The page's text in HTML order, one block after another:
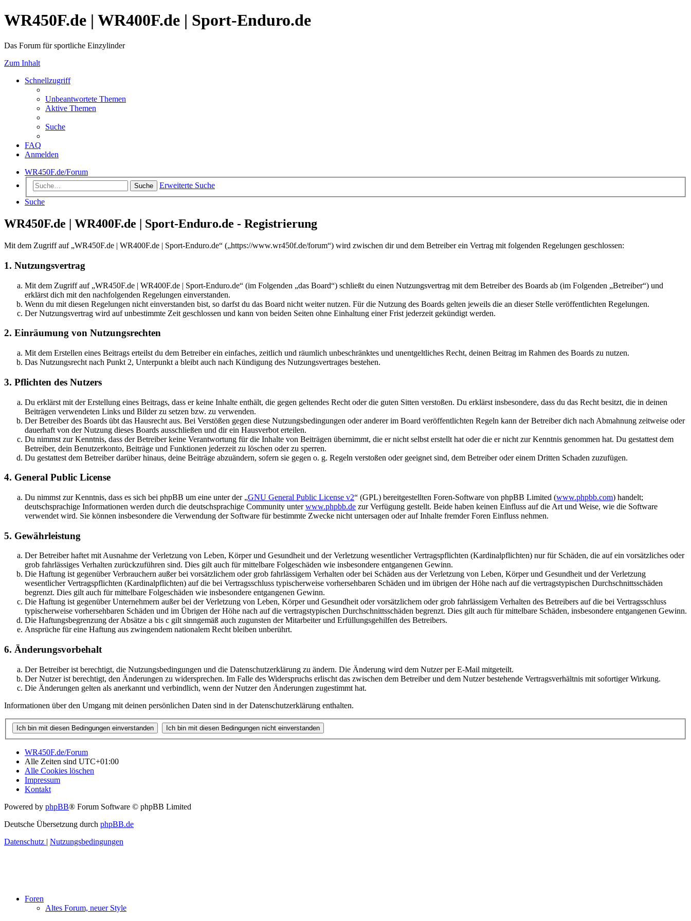
WR450F.de | WR400F.de | Sport-Enduro.de
Das Forum für sportliche Einzylinder
Zum Inhalt
Schnellzugriff
Unbeantwortete Themen
Aktive Themen
Suche
FAQ
Anmelden
WR450F.de/Forum
Suche
Erweiterte Suche
Suche
WR450F.de | WR400F.de | Sport-Enduro.de - Registrierung
Mit dem Zugriff auf „WR450F.de | WR400F.de | Sport-Enduro.de“ („https://www.wr450f.de/forum“) wird zwischen dir und dem Betreiber ein Vertrag mit folgenden Regelungen geschlossen:
1. Nutzungsvertrag
Mit dem Zugriff auf „WR450F.de | WR400F.de | Sport-Enduro.de“ (im Folgenden „das Board“) schließt du einen Nutzungsvertrag mit dem Betreiber des Boards ab (im Folgenden „Betreiber“) und
erklärst dich mit den nachfolgenden Regelungen einverstanden.
Wenn du mit diesen Regelungen nicht einverstanden bist, so darfst du das Board nicht weiter nutzen. Für die Nutzung des Boards gelten jeweils die an dieser Stelle veröffentlichten Regelungen.
Der Nutzungsvertrag wird auf unbestimmte Zeit geschlossen und kann von beiden Seiten ohne Einhaltung einer Frist jederzeit gekündigt werden.
2. Einräumung von Nutzungsrechten
Mit dem Erstellen eines Beitrags erteilst du dem Betreiber ein einfaches, zeitlich und räumlich unbeschränktes und unentgeltliches Recht, deinen Beitrag im Rahmen des Boards zu nutzen.
Das Nutzungsrecht nach Punkt 2, Unterpunkt a bleibt auch nach Kündigung des Nutzungsvertrages bestehen.
3. Pflichten des Nutzers
Du erklärst mit der Erstellung eines Beitrags, dass er keine Inhalte enthält, die gegen geltendes Recht oder die guten Sitten verstoßen. Du erklärst insbesondere, dass du das Recht besitzt, die in deinen
Beiträgen verwendeten Links und Bilder zu setzen bzw. zu verwenden.
Der Betreiber des Boards übt das Hausrecht aus. Bei Verstößen gegen diese Nutzungsbedingungen oder anderer im Board veröffentlichten Regeln kann der Betreiber dich nach Abmahnung zeitweise oder
dauerhaft von der Nutzung dieses Boards ausschließen und dir ein Hausverbot erteilen.
Du nimmst zur Kenntnis, dass der Betreiber keine Verantwortung für die Inhalte von Beiträgen übernimmt, die er nicht selbst erstellt hat oder die er nicht zur Kenntnis genommen hat. Du gestattest dem
Betreiber, dein Benutzerkonto, Beiträge und Funktionen jederzeit zu löschen oder zu sperren.
Du gestattest dem Betreiber darüber hinaus, deine Beiträge abzuändern, sofern sie gegen o. g. Regeln verstoßen oder geeignet sind, dem Betreiber oder einem Dritten Schaden zuzufügen.
4. General Public License
Du nimmst zur Kenntnis, dass es sich bei phpBB um eine unter der „GNU General Public License v2“ (GPL) bereitgestellten Foren-Software von phpBB Limited (www.phpbb.com) handelt;
deutschsprachige Informationen werden durch die deutschsprachige Community unterwww.phpbb.de zur Verfügung gestellt. Beide haben keinen Einfluss auf die Art und Weise, wie die Software
verwendet wird. Sie können insbesondere die Verwendung der Software für bestimmte Zwecke nicht untersagen oder auf Inhalte fremder Foren Einfluss nehmen.
5. Gewährleistung
Der Betreiber haftet mit Ausnahme der Verletzung von Leben, Körper und Gesundheit und der Verletzung wesentlicher Vertragspflichten (Kardinalpflichten) nur für Schäden, die auf ein vorsätzliches oder
grob fahrlässiges Verhalten zurückzuführen sind. Dies gilt auch für mittelbare Folgeschäden wie insbesondere entgangenen Gewinn.
Die Haftung ist gegenüber Verbrauchern außer bei vorsätzlichem oder grob fahrlässigem Verhalten oder bei Schäden aus der Verletzung von Leben, Körper und Gesundheit und der Verletzung
wesentlicher Vertragspflichten (Kardinalpflichten) auf die bei Vertragsschluss typischerweise vorhersehbaren Schäden und im übrigen der Höhe nach auf die vertragstypischen Durchschnittsschäden
begrenzt. Dies gilt auch für mittelbare Folgeschäden wie insbesondere entgangenen Gewinn.
Die Haftung ist gegenüber Unternehmern außer bei der Verletzung von Leben, Körper und Gesundheit oder vorsätzlichem oder grob fahrlässigem Verhalten des Betreibers auf die bei Vertragsschluss
typischerweise vorhersehbaren Schäden und im Übrigen der Höhe nach auf die vertragstypischen Durchschnittsschäden begrenzt. Dies gilt auch für mittelbare Schäden, insbesondere entgangenen Gewinn.
Die Haftungsbegrenzung der Absätze a bis c gilt sinngemäß auch zugunsten der Mitarbeiter und Erfüllungsgehilfen des Betreibers.
Ansprüche für eine Haftung aus zwingendem nationalem Recht bleiben unberührt.
6. Änderungsvorbehalt
Der Betreiber ist berechtigt, die Nutzungsbedingungen und die Datenschutzerklärung zu ändern. Die Änderung wird dem Nutzer per E-Mail mitgeteilt.
Der Nutzer ist berechtigt, den Änderungen zu widersprechen. Im Falle des Widerspruchs erlischt das zwischen dem Betreiber und dem Nutzer bestehende Vertragsverhältnis mit sofortiger Wirkung.
Die Änderungen gelten als anerkannt und verbindlich, wenn der Nutzer den Änderungen zugestimmt hat.
Informationen über den Umgang mit deinen persönlichen Daten sind in der Datenschutzerklärung enthalten.
WR450F.de/Forum
Alle Zeiten sind UTC+01:00
Alle Cookies löschen
Impressum
Kontakt
Powered by phpBB® Forum Software © phpBB Limited
Deutsche Übersetzung durch phpBB.de
Datenschutz | Nutzungsbedingungen
Foren
Altes Forum, neuer Style